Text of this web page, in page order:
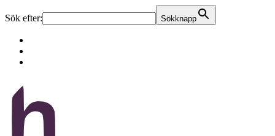
Sök efter: Sökknapp